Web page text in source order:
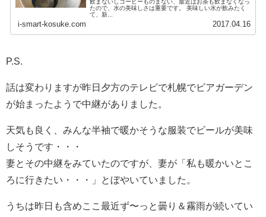
飲まないしコーヒーものまない、最近はお茶も飲まなくなっ
たので、水の美味しさは重要です。 美味しい水が飲みたく
て、新...
i-smart-kosuke.com 2017.04.16
P.S.
話は変わりますが昨日夕方のテレビで札幌でビアガーデン
が始まったようで中継がありました。
天気も良く、みんな半袖で暖かそうな服装でビールが美味
しそうです・・・
妻とその中継をみていたのですが、妻が「私も暖かいとこ
ろに行きたい・・・」とぼやいていました。
うちは昨日も含めここ最近ず〜っと曇り＆霧雨が続いてい